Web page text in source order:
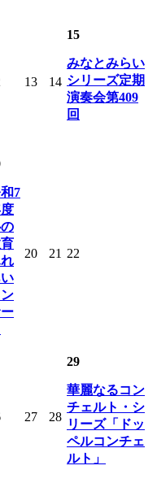
13 14
15
みなとみらい
シリーズ定期
演奏会第409
回
7
20 21 22
27 28
29
華麗なるコン
チェルト・シ
リーズ「ドッ
ペルコンチェ
ルト」